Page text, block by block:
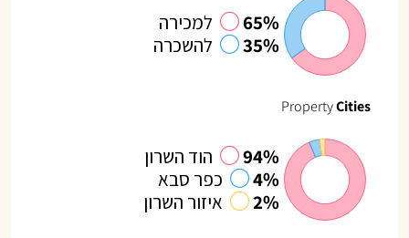
65%
למכירה
35%
להשכרה
PropertyCities
94%
הוד השרון
4%
כפר סבא
2%
איזור השרון